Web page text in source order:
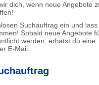
dich, wenn neue Angebote
Suchauftrag ein und lass
Sobald neue Angebote
werden, erhätst du eine
E-Mail.